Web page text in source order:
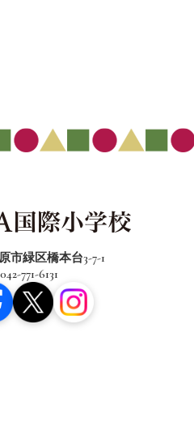
市緑区橋本台3-7-1
771-6131